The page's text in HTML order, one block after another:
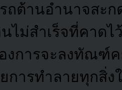
ถต้านอำนาจสะ
ม่สำเร็จที่คาดไ
การจะลงทัณฑ์
การทำลายทุกสิ่